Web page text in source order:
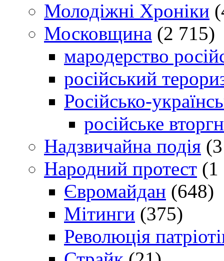
Молодіжні Хроніки
Московщина (2 715)
мародерство
російський
Російсько-
російське
Надзвичайна подія
Народний протест (1
Євромайдан (648)
Мітинги (375)
Революція